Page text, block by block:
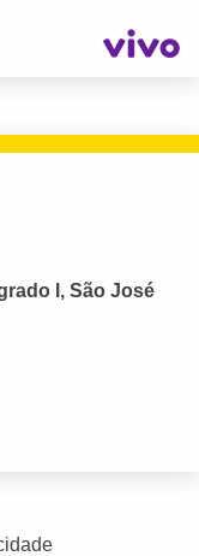
I, São José